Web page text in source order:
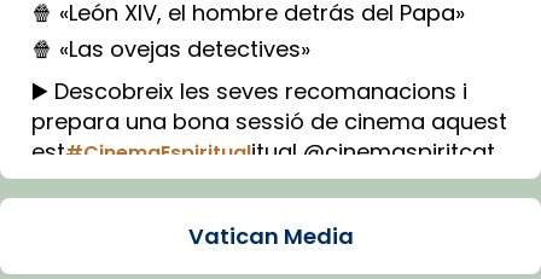
🍿 «León XIV, el hombre detrás del Papa»
🍿 «Las ovejas detectives»
▶️ Descobreix les seves recomanacions i
prepara una bona sessió de cinema aquest
est#CinemaEspiritualitual @cinemaspiritcat
Imatge: Generada amb IA (OpenAI)
Vatican Media